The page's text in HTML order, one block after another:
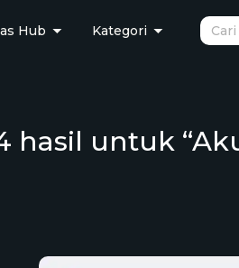
Hub Kategori
hasil untuk